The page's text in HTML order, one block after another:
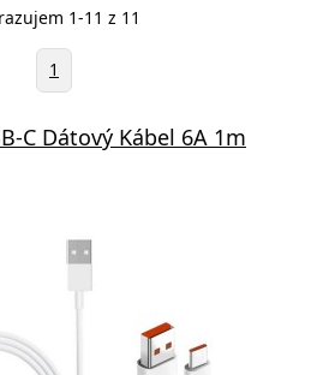
1-11 z 11
1
C Dátový Kábel 6A 1m